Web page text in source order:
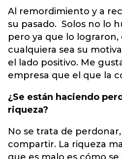
Al remordimiento y a
su pasado. Solos no lo
pero ya que lo
cualquiera sea su
el lado positivo. Me
empresa que el que la
¿Se están haciendo
riqueza?
No se trata de
compartir. La riqueza